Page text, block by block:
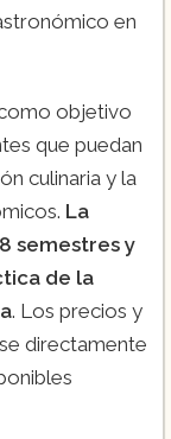
en
objetivo
que puedan
culinaria y la
La
semestres y
de la
. Los precios y
directamente